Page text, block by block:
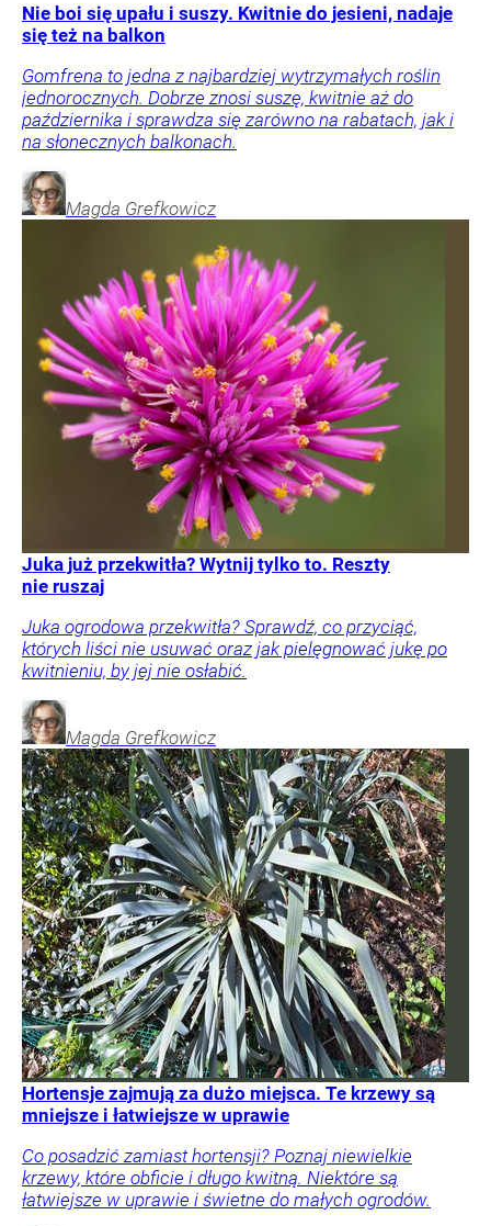
Nie boi się upału i suszy. Kwitnie do jesieni, nadaje
się też na balkon
Gomfrena to jedna z najbardziej wytrzymałych roślin
jednorocznych. Dobrze znosi suszę, kwitnie aż do
października i sprawdza się zarówno na rabatach, jak i
na słonecznych balkonach.
Magda Grefkowicz
Juka już przekwitła? Wytnij tylko to. Reszty
nie ruszaj
Juka ogrodowa przekwitła? Sprawdź, co przyciąć,
których liści nie usuwać oraz jak pielęgnować jukę po
kwitnieniu, by jej nie osłabić.
Magda Grefkowicz
Hortensje zajmują za dużo miejsca. Te krzewy są
mniejsze i łatwiejsze w uprawie
Co posadzić zamiast hortensji? Poznaj niewielkie
krzewy, które obficie i długo kwitną. Niektóre są
łatwiejsze w uprawie i świetne do małych ogrodów.